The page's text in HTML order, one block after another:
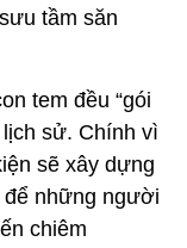
tầm săn
tem đều “gói
sử. Chính vì
sẽ xây dựng
để những người
chiêm